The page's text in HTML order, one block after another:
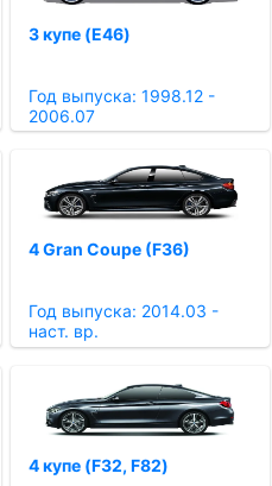
3 купе (E46)
Год выпуска: 1998.12 -
2006.07
4 Gran Coupe (F36)
Год выпуска: 2014.03 -
наст. вр.
4 купе (F32, F82)